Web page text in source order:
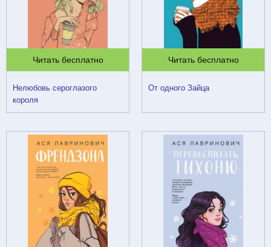
Читать бесплатно
Нелюбовь сероглазого
короля
Читать бесплатно
От одного Зайца